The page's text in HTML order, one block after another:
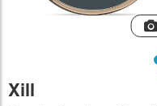
Xill